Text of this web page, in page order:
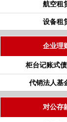
航空租
设备租
企业理
柜台记账式
代销法人基
对公存